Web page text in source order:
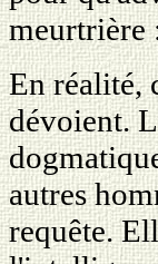
meurtrière
En réalité,
dévoient.
autres
requête.